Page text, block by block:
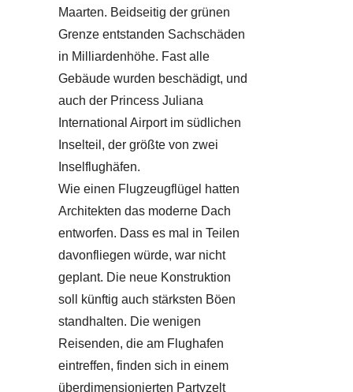
Maarten. Beidseitig der grünen
Grenze entstanden Sachschäden
in Milliardenhöhe. Fast alle
Gebäude wurden beschädigt, und
auch der Princess Juliana
International Airport im südlichen
Inselteil, der größte von zwei
Inselflughäfen.
Wie einen Flugzeugflügel hatten
Architekten das moderne Dach
entworfen. Dass es mal in Teilen
davonfliegen würde, war nicht
geplant. Die neue Konstruktion
soll künftig auch stärksten Böen
standhalten. Die wenigen
Reisenden, die am Flughafen
eintreffen, finden sich in einem
überdimensionierten Partyzelt